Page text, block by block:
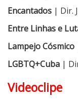
Encantados | Dir.
Entre Linhas e
Lampejo Cósmico
LGBTQ+Cuba |
Videoclipe